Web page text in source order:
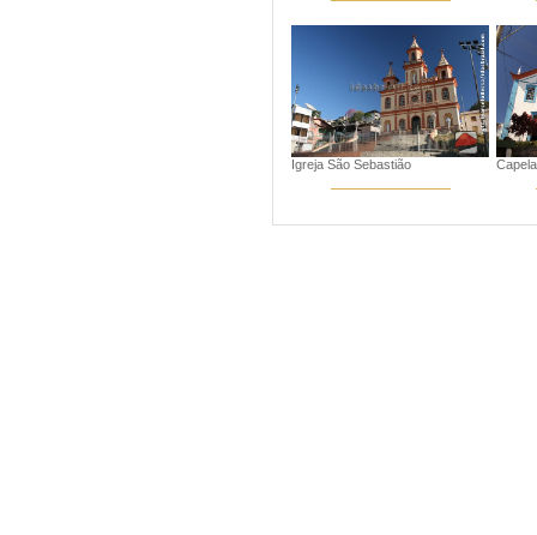
Igreja São Sebastião